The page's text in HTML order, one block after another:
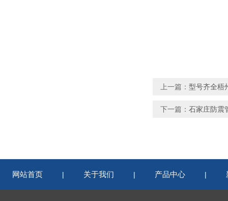
上一篇： 型号齐全梧
下一篇： 石家庄防震
网站首页 | 关于我们 | 产品中心 |